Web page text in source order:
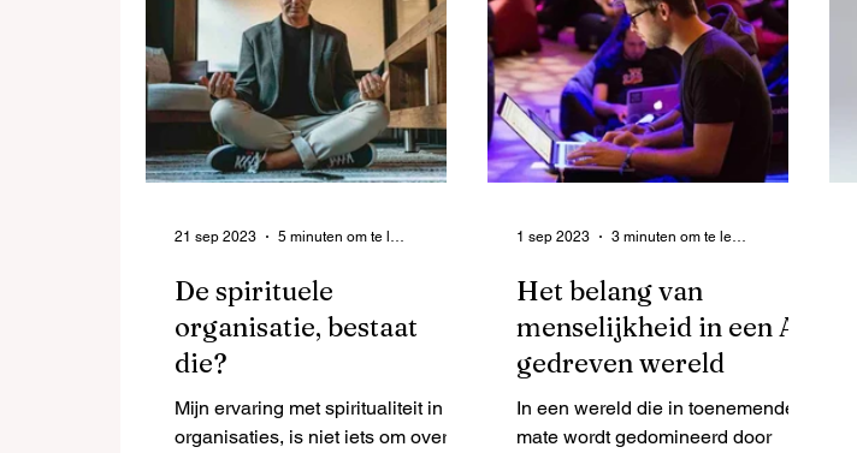
De spirituele
organisatie, bestaat
die?
Mijn ervaring met spiritualiteit in
organisaties, is niet iets om over
21 sep 2023 5 minuten om te lezen
Het belang van
menselijkheid in een AI
gedreven wereld
In een wereld die in toenemende
mate wordt gedomineerd door
1 sep 2023 3 minuten om te lezen